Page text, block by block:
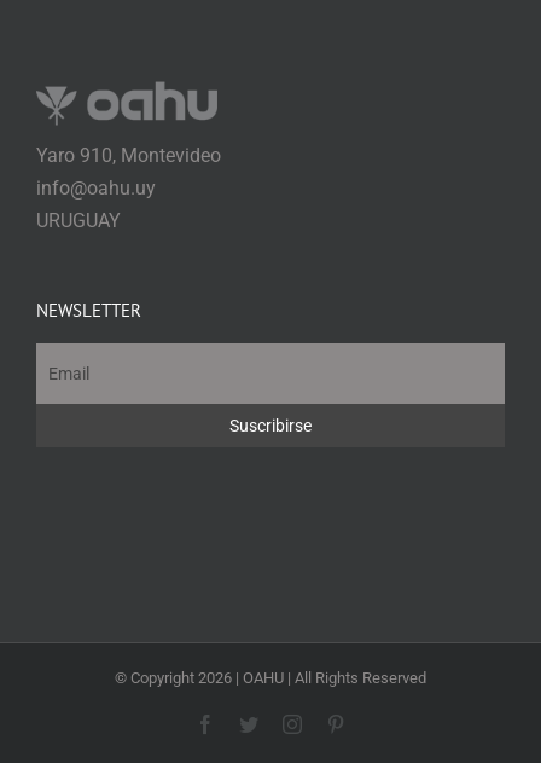
Yaro 910, Montevideo
info@oahu.uy
URUGUAY
NEWSLETTER
© Copyright 2026 | OAHU | All Rights Reserved
Facebook
TwitterInstagram